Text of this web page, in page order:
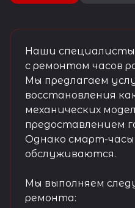
Наши специалисты
с ремонтом часов
Мы предлагаем
восстановления
механических
предоставлением
Однако смарт-
обслуживаются.
Мы выполняем
ремонта: